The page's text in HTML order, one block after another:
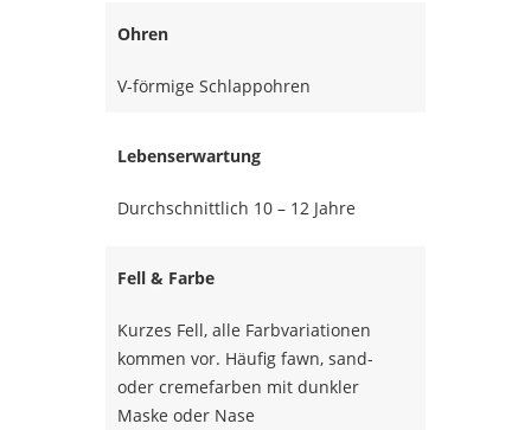
Ohren
V-förmige Schlappohren
Lebenserwartung
Durchschnittlich 10 – 12 Jahre
Fell & Farbe
Kurzes Fell, alle Farbvariationen
kommen vor. Häufig fawn, sand-
oder cremefarben mit dunkler
Maske oder Nase